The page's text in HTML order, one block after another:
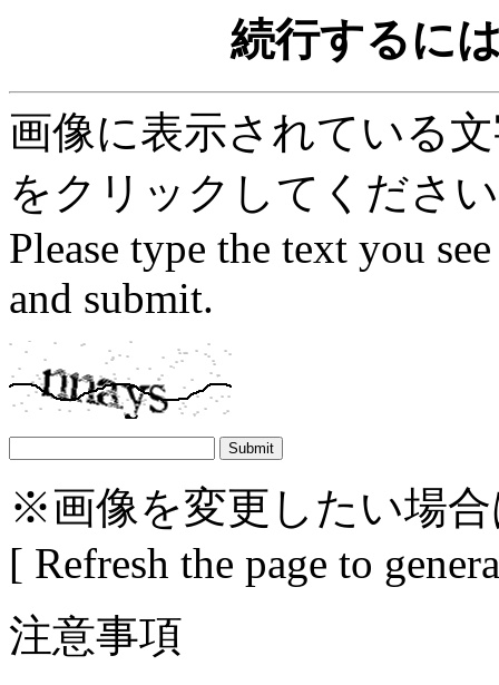
続行するに
画像に表示されている
をクリックしてくださ
Please type the text you
and submit.
※画像を変更したい場
[ Refresh the page to
注意事項